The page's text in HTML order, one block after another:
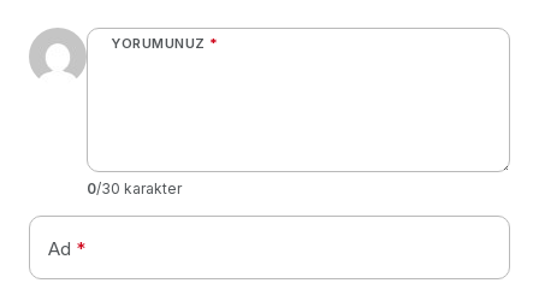
YORUMUNUZ *
0/30 karakter
Ad *